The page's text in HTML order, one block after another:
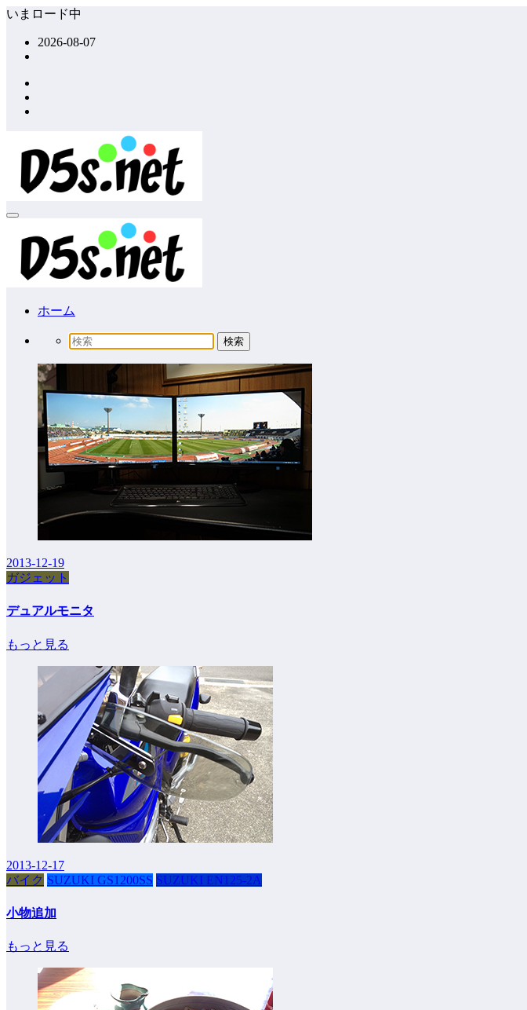
コ
いまロード中
2026-08-07
ホーム
2013-12-19
ガジェット
デュアルモニタ
もっと見る
2013-12-17
バイク SUZUKI GS1200SS SUZUKI EN125-2A
小物追加
もっと見る